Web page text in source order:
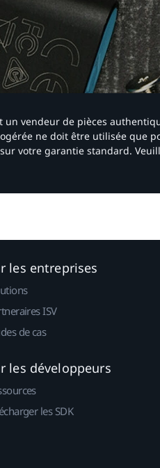
vendeur de pièces
ne doit être utilisée que
votre garantie standard.
les entreprises
ISV
de cas
les développeurs
les SDK